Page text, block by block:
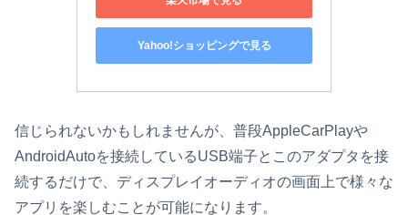
Yahoo!ショッピングで見る
信じられないかもしれませんが、普段AppleCarPlayや
AndroidAutoを接続しているUSB端子とこのアダプタを接
続するだけで、ディスプレイオーディオの画面上で様々な
アプリを楽しむことが可能になります。